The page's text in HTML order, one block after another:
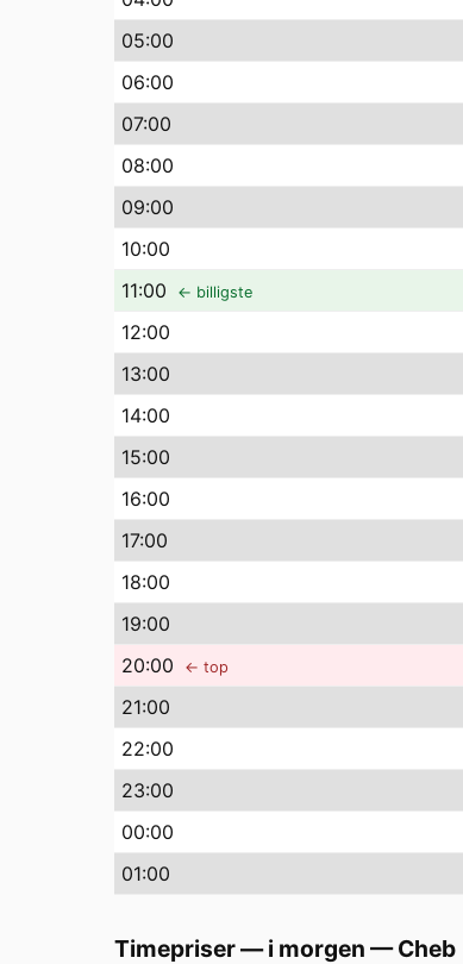
05:00
06:00
07:00
08:00
09:00
10:00
11:00 ← billigste
12:00
13:00
14:00
15:00
16:00
17:00
18:00
19:00
20:00 ← top
21:00
22:00
23:00
00:00
01:00
Timepriser — i morgen —Cheb